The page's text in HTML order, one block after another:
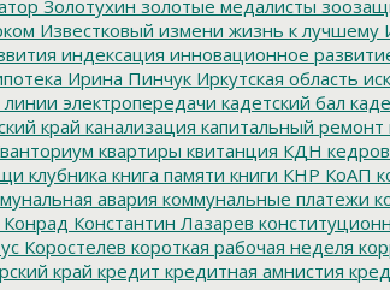
Золотухин золотые медалисты
Известковый измени жизнь к лучшему
индексация инновационное
Ирина Пинчук Иркутская область иск
линии электропередачи кадетский бал
край канализация капитальный ремонт
квартиры квитанция КДН
клубника книга памяти книги КНР КоАП
авария коммунальные платежи
Конрад Константин Лазарев
Коростелев короткая рабочая неделя
край кредит кредитная амнистия